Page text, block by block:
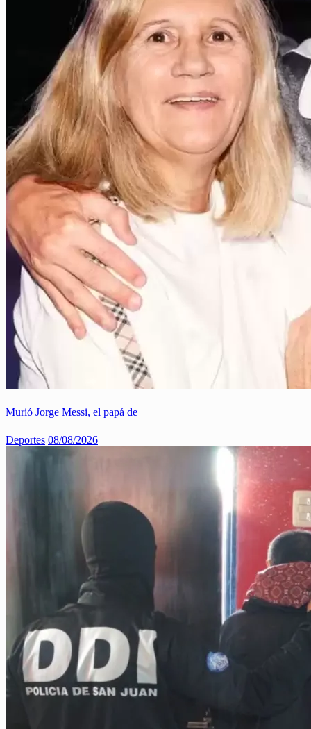
Murió Jorge Messi, el papá de
Deportes 08/08/2026